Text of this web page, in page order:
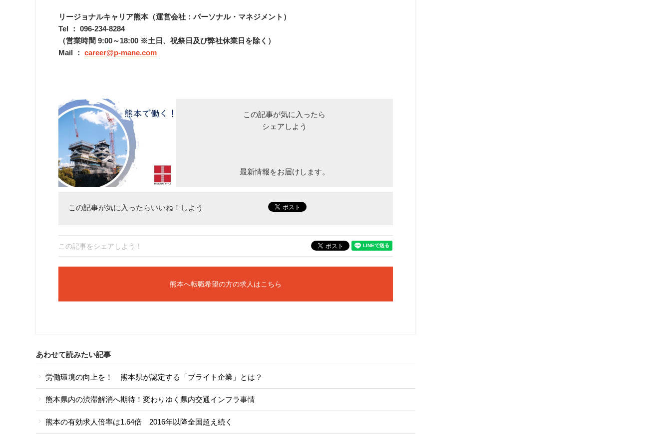
リージョナルキャリア熊本（運営会社：パーソナル・マネジメント）
Tel ： 096-234-8284
（営業時間 9:00～18:00 ※土日、祝祭日及び弊社休業日を除く）
Mail ： career@p-mane.com
この記事が気に入ったら
シェアしよう
最新情報をお届けします。
この記事が気に入ったらいいね！しよう
この記事をシェアしよう！
熊本へ転職希望の方の求人はこちら
あわせて読みたい記事
労働環境の向上を！ 熊本県が認定する「ブライト企業」とは？
熊本県内の渋滞解消へ期待！変わりゆく県内交通インフラ事情
熊本の有効求人倍率は1.64倍 2016年以降全国超え続く